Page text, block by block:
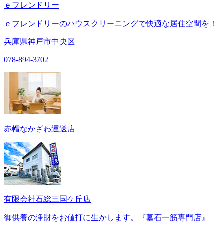
ｅフレンドリー
ｅフレンドリーのハウスクリーニングで快適な居住空間を！
兵庫県神戸市中央区
078-894-3702
赤帽なかざわ運送店
有限会社石総三国ケ丘店
御供養の浄財をお値打に生かします。『墓石一筋専門店』